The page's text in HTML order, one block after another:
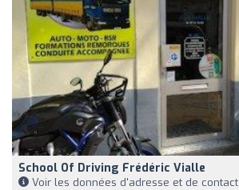
School Of Driving Frédéric Vialle
Voir les données d'adresse et de contact